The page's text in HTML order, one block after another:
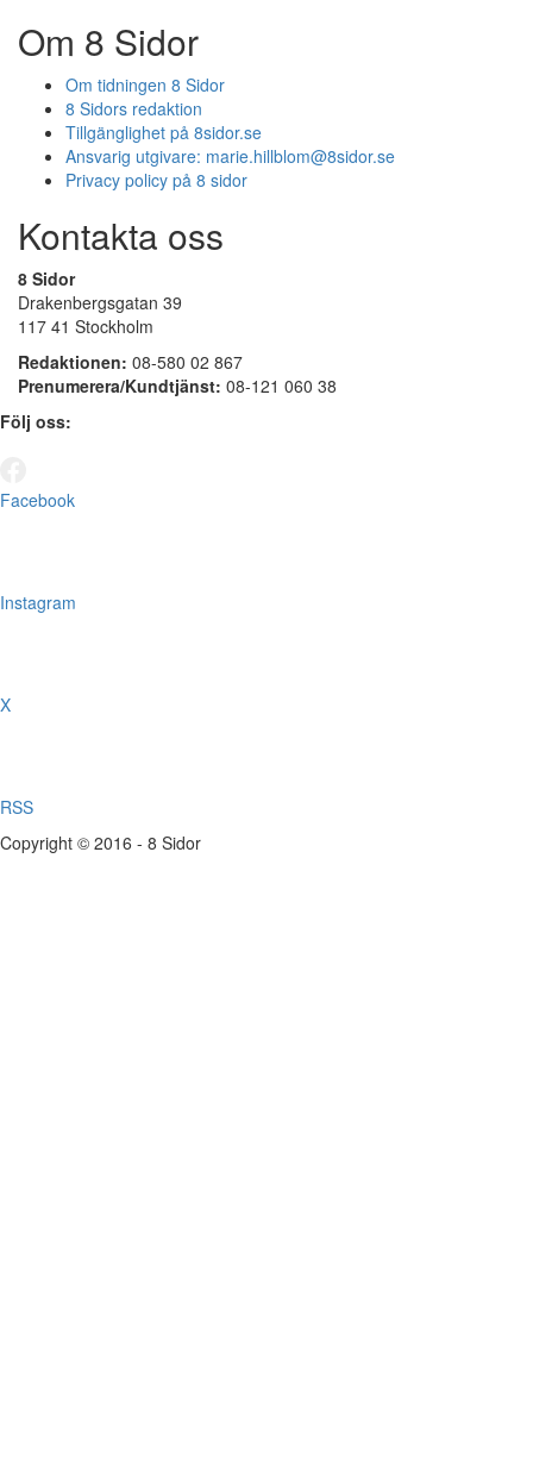
Om 8 Sidor
Om tidningen 8 Sidor
8 Sidors redaktion
Tillgänglighet på 8sidor.se
Ansvarig utgivare: marie.hillblom@8sidor.se
Privacy policy på 8 sidor
Kontakta oss
8 Sidor
Drakenbergsgatan 39
117 41 Stockholm
Redaktionen: 08-580 02 867
Prenumerera/Kundtjänst: 08-121 060 38
Följ oss:
Facebook
Instagram
X
RSS
Copyright © 2016 - 8 Sidor